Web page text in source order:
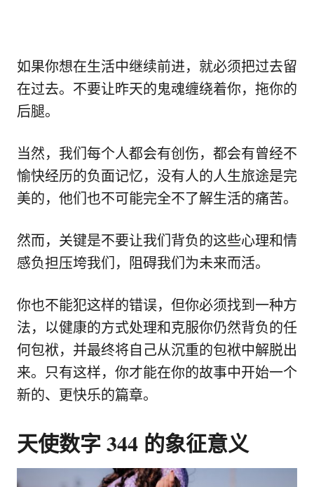
如果你想在生活中继续前进，就必须把过去留
在过去。不要让昨天的鬼魂缠绕着你，拖你的
后腿。
当然，我们每个人都会有创伤，都会有曾经不
愉快经历的负面记忆，没有人的人生旅途是完
美的，他们也不可能完全不了解生活的痛苦。
然而，关键是不要让我们背负的这些心理和情
感负担压垮我们，阻碍我们为未来而活。
你也不能犯这样的错误，但你必须找到一种方
法，以健康的方式处理和克服你仍然背负的任
何包袱，并最终将自己从沉重的包袱中解脱出
来。只有这样，你才能在你的故事中开始一个
新的、更快乐的篇章。
天使数字 344 的象征意义